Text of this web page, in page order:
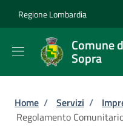
Regione Lombardia
Comune
Sopra
Briciole di
Home / Servizi /
Regolamento